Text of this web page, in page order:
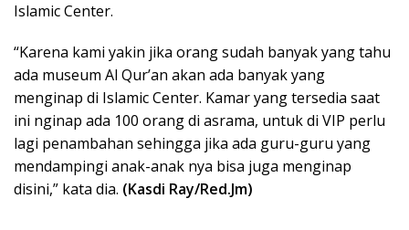
Islamic Center.
“Karena kami yakin jika orang sudah banyak yang tahu
ada museum Al Qur’an akan ada banyak yang
menginap di Islamic Center. Kamar yang tersedia saat
ini nginap ada 100 orang di asrama, untuk di VIP perlu
lagi penambahan sehingga jika ada guru-guru yang
mendampingi anak-anak nya bisa juga menginap
disini,” kata dia. (Kasdi Ray/Red.Jm)